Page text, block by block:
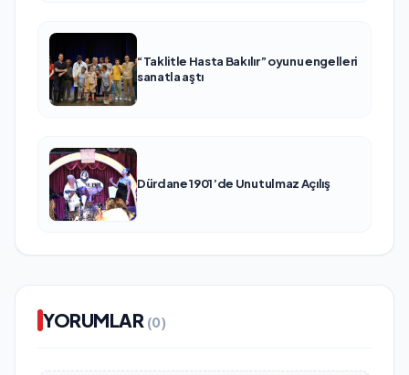
“Taklitle Hasta Bakılır” oyunu engelleri
sanatla aştı
Dürdane 1901’de Unutulmaz Açılış
YORUMLAR (0)